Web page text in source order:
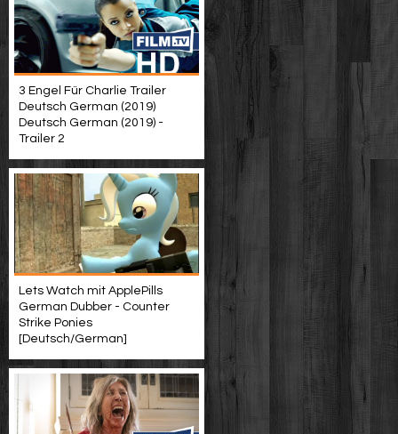
3 Engel Für Charlie Trailer
Deutsch German (2019)
Deutsch German (2019) -
Trailer 2
Lets Watch mit ApplePills
German Dubber - Counter
Strike Ponies
[Deutsch/German]